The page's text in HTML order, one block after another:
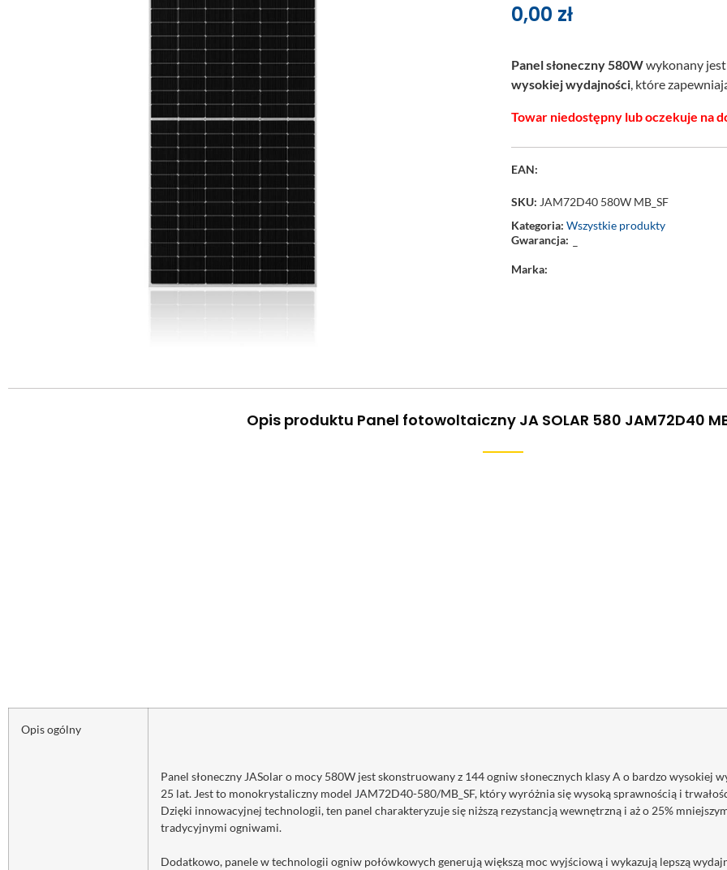
0,00 zł
Panel słoneczny 580Wwykonany
wysokiej wydajności, które
Towar niedostępny lub oczekuje na
EAN:
SKU: JAM72D40 580W MB_SF
Kategoria:Wszystkie produkty
Gwarancja: –
Marka:
Opis produktu Panel fotowoltaiczny JA SOLAR 580 JAM72D40
Opis ogólny
Panel słoneczny JASolar o mocy 580W jest skonstruowany z 144 ogniw słonecznych klasy A o bardzo wysokiej
25 lat. Jest to monokrystaliczny model JAM72D40-580/MB_SF, który wyróżnia się wysoką sprawnością i
Dzięki innowacyjnej technologii, ten panel charakteryzuje się niższą rezystancją wewnętrzną i aż o 25%
tradycyjnymi ogniwami.
Dodatkowo, panele w technologii ogniw połówkowych generują większą moc wyjściową i wykazują lepszą